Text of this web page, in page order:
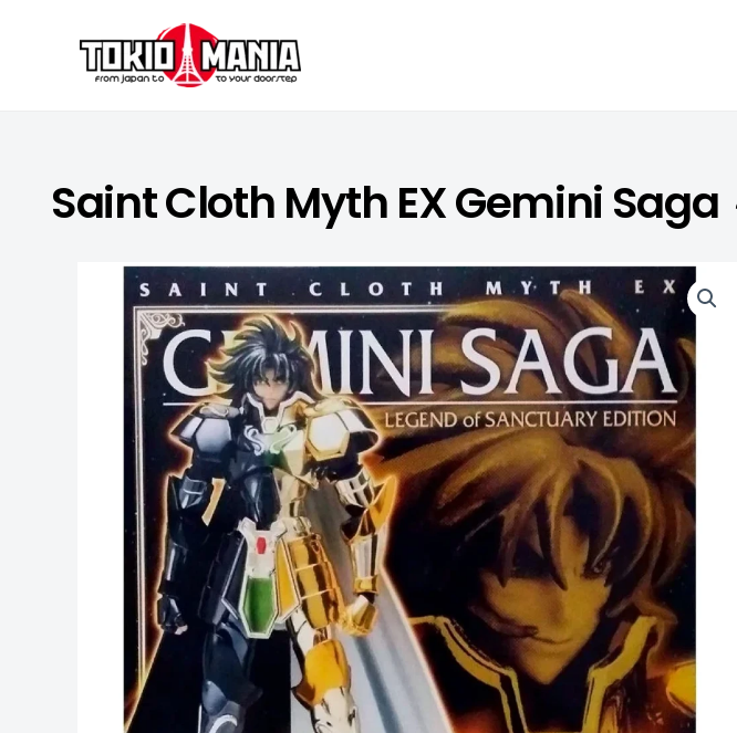
Saint Cloth Myth EX Gemini Saga